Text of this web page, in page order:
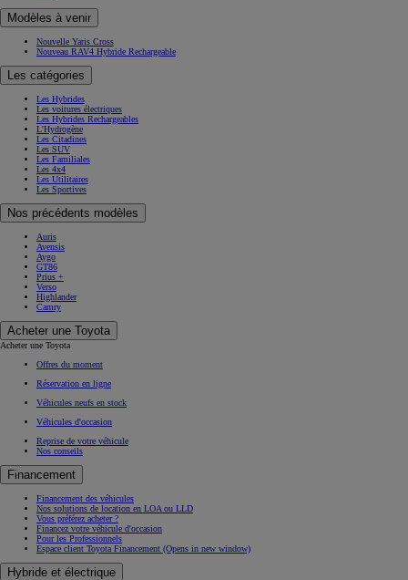
Modèles à venir
Nouvelle Yaris Cross
Nouveau RAV4 Hybride Rechargeable
Les catégories
Les Hybrides
Les voitures électriques
Les Hybrides Rechargeables
L'Hydrogène
Les Citadines
Les SUV
Les Familiales
Les 4x4
Les Utilitaires
Les Sportives
Nos précédents modèles
Auris
Avensis
Aygo
GT86
Prius +
Verso
Highlander
Camry
Acheter une Toyota
Acheter une Toyota
Offres du moment
Réservation en ligne
Véhicules neufs en stock
Véhicules d'occasion
Reprise de votre véhicule
Nos conseils
Financement
Financement des véhicules
Nos solutions de location en LOA ou LLD
Vous préférez acheter ?
Financez votre véhicule d'occasion
Pour les Professionnels
Espace client Toyota Financement (Opens in new window)
Hybride et électrique